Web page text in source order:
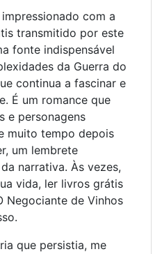
com a
transmitido por este
fonte indispensável
da Guerra do
continua a fascinar e
É um romance que
e personagens
muito tempo depois
um lembrete
narrativa. Às vezes,
vida, ler livros grátis
Negociante de Vinhos
que persistia, me